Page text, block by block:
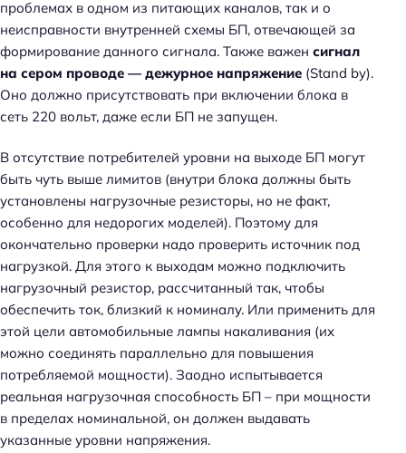
проблемах в одном из питающих каналов, так и о
неисправности внутренней схемы БП, отвечающей за
формирование данного сигнала. Также важен сигнал
на сером проводе — дежурное напряжение (Stand by).
Оно должно присутствовать при включении блока в
сеть 220 вольт, даже если БП не запущен.
В отсутствие потребителей уровни на выходе БП могут
быть чуть выше лимитов (внутри блока должны быть
установлены нагрузочные резисторы, но не факт,
особенно для недорогих моделей). Поэтому для
окончательно проверки надо проверить источник под
нагрузкой. Для этого к выходам можно подключить
нагрузочный резистор, рассчитанный так, чтобы
обеспечить ток, близкий к номиналу. Или применить для
этой цели автомобильные лампы накаливания (их
можно соединять параллельно для повышения
потребляемой мощности). Заодно испытывается
реальная нагрузочная способность БП – при мощности
в пределах номинальной, он должен выдавать
указанные уровни напряжения.
Н
а
й
т
и
: